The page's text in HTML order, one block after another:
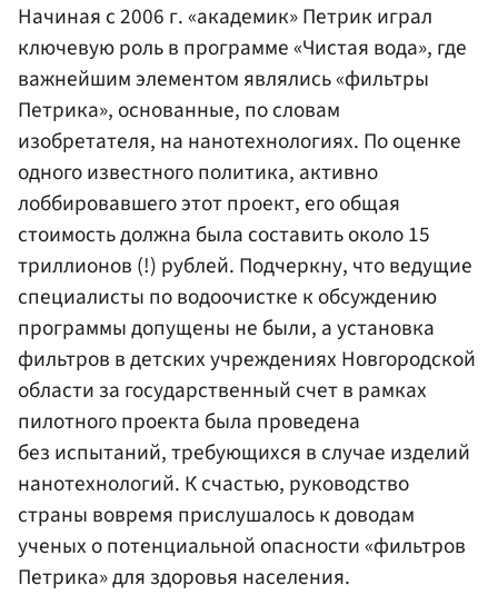
Начиная с 2006 г. «академик» Петрик играл
ключевую роль в программе «Чистая вода», где
важнейшим элементом являлись «фильтры
Петрика», основанные, по словам
изобретателя, на нанотехнологиях. По оценке
одного известного политика, активно
лоббировавшего этот проект, его общая
стоимость должна была составить около 15
триллионов (!) рублей. Подчеркну, что ведущие
специалисты по водоочистке к обсуждению
программы допущены не были, а установка
фильтров в детских учреждениях Новгородской
области за государственный счет в рамках
пилотного проекта была проведена
без испытаний, требующихся в случае изделий
нанотехнологий. К счастью, руководство
страны вовремя прислушалось к доводам
ученых о потенциальной опасности «фильтров
Петрика» для здоровья населения.